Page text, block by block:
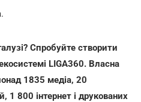
Спробуйте створити
LIGA360. Власна
1835 медіа, 20
1 800 інтернет і друкованих